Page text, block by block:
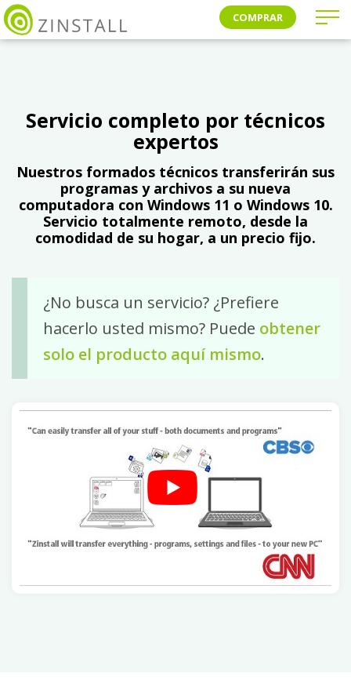
COMPRAR
Servicio completo por técnicos
expertos
Nuestros formados técnicos transferirán sus
programas y archivos a su nueva
computadora con Windows 11 o Windows 10.
Servicio totalmente remoto, desde la
comodidad de su hogar, a un precio fijo.
¿No busca un servicio? ¿Prefiere
hacerlo usted mismo? Puede obtener
solo el producto aquí mismo.